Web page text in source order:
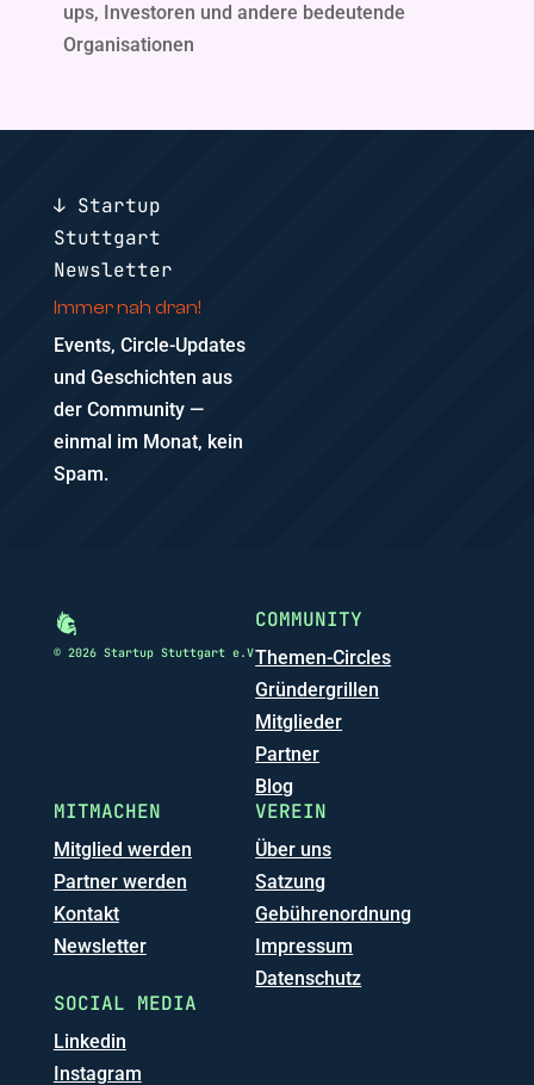
ups, Investoren und andere bedeutende
Organisationen
↓ Startup
Stuttgart
Newsletter
Immer nah dran!
Events, Circle-Updates
und Geschichten aus
der Community —
einmal im Monat, kein
Spam.
© 2026 Startup Stuttgart e.V
COMMUNITY
Themen-Circles
Gründergrillen
Mitglieder
Partner
Blog
MITMACHEN
Mitglied werden
Partner werden
Kontakt
Newsletter
VEREIN
Über uns
Satzung
Gebührenordnung
Impressum
Datenschutz
SOCIAL MEDIA
Linkedin
Instagram